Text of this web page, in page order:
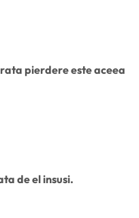
pierdere este aceea
de el insusi.